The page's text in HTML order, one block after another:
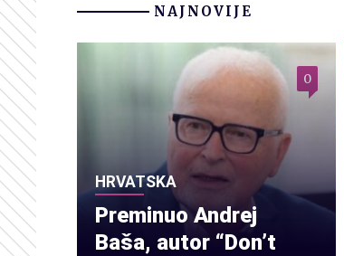
NAJNOVIJE
HRVATSKA
Preminuo Andrej
Baša, autor “Don’t
0